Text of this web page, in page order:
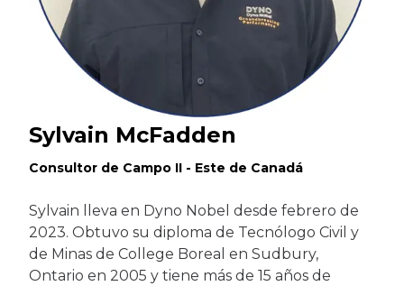
Sylvain McFadden
Consultor de Campo II - Este de Canadá
Sylvain lleva en Dyno Nobel desde febrero de
2023. Obtuvo su diploma de Tecnólogo Civil y
de Minas de College Boreal en Sudbury,
Ontario en 2005 y tiene más de 15 años de